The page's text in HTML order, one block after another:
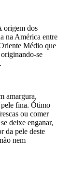
origem dos
na América entre
Médio que
se
amargura,
pele fina. Ótimo
ou comer
deixe enganar,
da pele deste
nem